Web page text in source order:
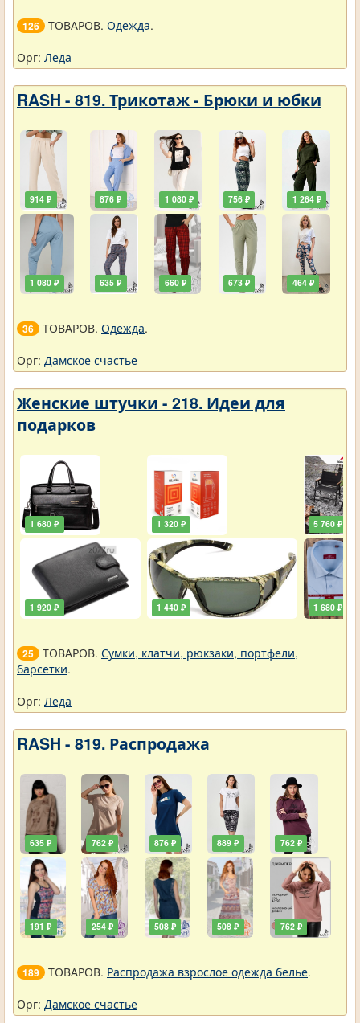
126 ТОВАРОВ. Одежда.
Орг: Леда
RASH - 819. Трикотаж - Брюки и юбки
914 ₽
1 080 ₽
876 ₽
635 ₽
1 080 ₽
660 ₽
756 ₽
673 ₽
1 264 ₽
464 ₽
36 ТОВАРОВ. Одежда.
Орг: Дамское счастье
Женские штучки - 218. Идеи для
подарков
1 680 ₽
1 920 ₽
1 320 ₽
1 440 ₽
5 760 ₽
1 680 ₽
25 ТОВАРОВ. Сумки, клатчи, рюкзаки, портфели,
барсетки.
Орг: Леда
RASH - 819. Распродажа
635 ₽
191 ₽
762 ₽
254 ₽
876 ₽
508 ₽
889 ₽
508 ₽
762 ₽
762 ₽
189 ТОВАРОВ. Распродажа взрослое одежда белье.
Орг: Дамское счастье